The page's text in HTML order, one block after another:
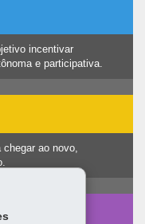
incentivar
e participativa.
chegar ao novo,